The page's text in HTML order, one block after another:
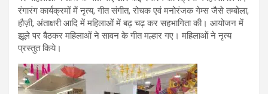
रंगारंग कार्यक्रमों में नृत्य, गीत संगीत, रोचक एवं मनोरंजक गेम्स जैसे तम्बोला,
हौज़ी, अंताक्षरी आदि में महिलाओं में बढ़ चढ़ कर सहभागिता की। आयोजन में
झूले पर बैठकर महिलाओं ने सावन के गीत मल्हार गए। महिलाओं ने नृत्य
प्रस्तुत किये।